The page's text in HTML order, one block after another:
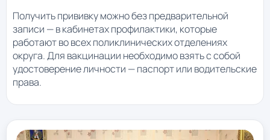
Получить прививку можно без предварительной
записи — в кабинетах профилактики, которые
работают во всех поликлинических отделениях
округа. Для вакцинации необходимо взять с собой
удостоверение личности — паспорт или водительские
права.